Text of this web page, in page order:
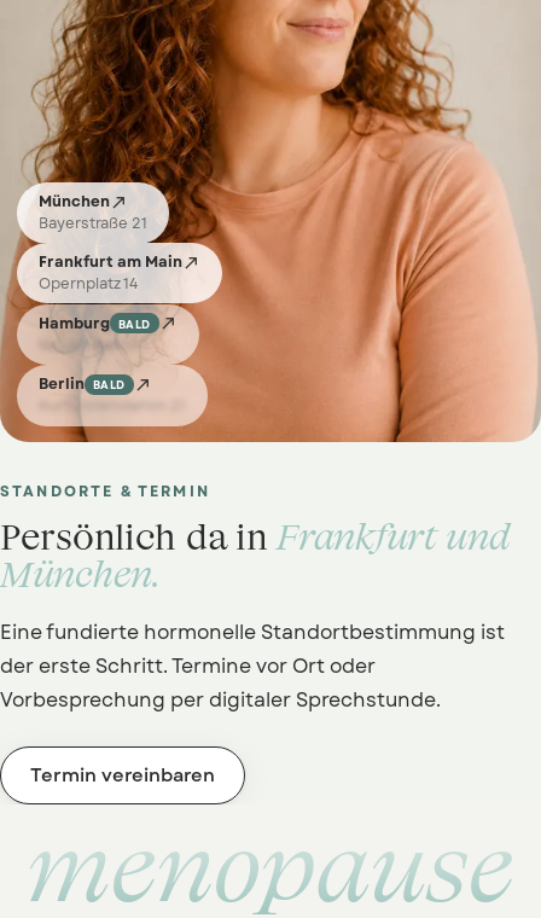
München
Bayerstraße 21
Frankfurt am Main
Opernplatz 14
Hamburg BALD 
Neuer Wall 10
Berlin BALD 
Kurfürstendamm 21
STANDORTE & TERMIN
Persönlich da in Frankfurt und
München.
Eine fundierte hormonelle Standortbestimmung ist
der erste Schritt. Termine vor Ort oder
Vorbesprechung per digitaler Sprechstunde.
Termin vereinbaren
menopause